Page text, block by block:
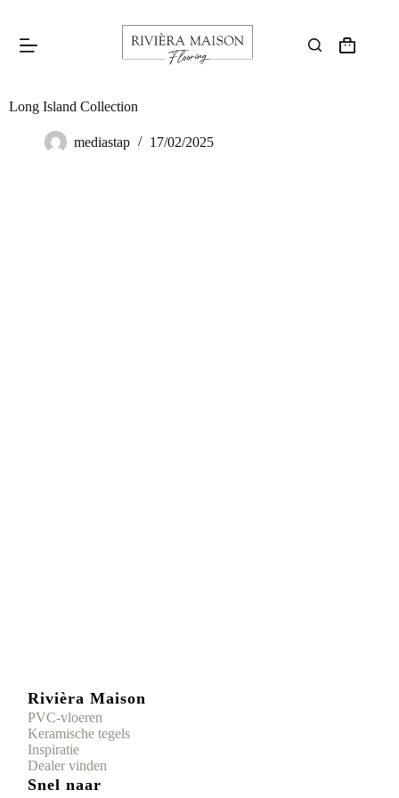
Long Island Collection
mediastap 17/02/2025
Rivièra Maison
PVC-vloeren
Keramische tegels
Inspiratie
Dealer vinden
Snel naar